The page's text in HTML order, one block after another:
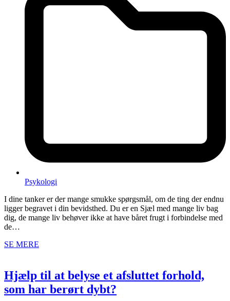
Psykologi
I dine tanker er der mange smukke spørgsmål, om de ting der endnu
ligger begravet i din bevidsthed. Du er en Sjæl med mange liv bag
dig, de mange liv behøver ikke at have båret frugt i forbindelse med
de…
SE MERE
Hjælp til at belyse et afsluttet forhold,
som har berørt dybt?